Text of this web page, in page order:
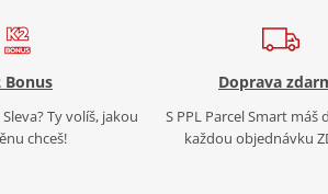
Bonus
Ty volíš, jakou
chceš!
Doprava
S PPL Parcel Smart máš
každou objednávku